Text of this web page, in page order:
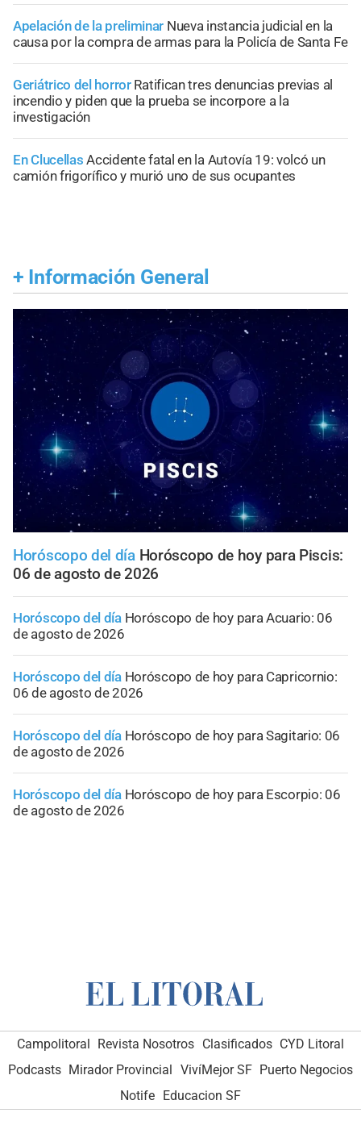
Apelación de la preliminar Nueva instancia judicial en la
causa por la compra de armas para la Policía de Santa Fe
Geriátrico del horror Ratifican tres denuncias previas al
incendio y piden que la prueba se incorpore a la
investigación
En Clucellas Accidente fatal en la Autovía 19: volcó un
camión frigorífico y murió uno de sus ocupantes
+ Información General
Horóscopo del día Horóscopo de hoy para Piscis:
06 de agosto de 2026
Horóscopo del día Horóscopo de hoy para Acuario: 06
de agosto de 2026
Horóscopo del día Horóscopo de hoy para Capricornio:
06 de agosto de 2026
Horóscopo del día Horóscopo de hoy para Sagitario: 06
de agosto de 2026
Horóscopo del día Horóscopo de hoy para Escorpio: 06
de agosto de 2026
Campolitoral Revista Nosotros Clasificados CYD Litoral
Podcasts Mirador Provincial VivíMejor SF Puerto Negocios
Notife
Educacion SF